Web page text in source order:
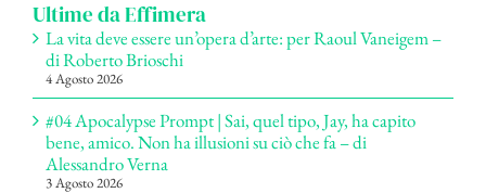
Ultime da Effimera
La vita deve essere un’opera d’arte: per Raoul Vaneigem –
di Roberto Brioschi
4 Agosto 2026
#04 Apocalypse Prompt | Sai, quel tipo, Jay, ha capito
bene, amico. Non ha illusioni su ciò che fa – di
Alessandro Verna
3 Agosto 2026